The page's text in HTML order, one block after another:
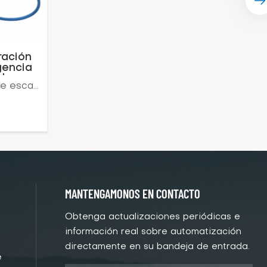
Dispositivo respiratorio de escape de emergencia (EEBD) es un dispositivo respiratorio de escape de emergencia de aire comprimido diseñado para ofrecer una fácil colocación, combinado con una protección respiratoria óptima. Está contenido en una bolsa de transporte que, cuando se abre, activa automáticamente el suministro de aire respirable desde el cilindro. • Muy sencillo de utilizar: se inicia automáticamente al abrir la bolsa • Fácil de recargar y reutilizar • Versiones de 15 minutos disponibles
MANTENGAMONOS EN CONTACTO
Obtenga actualizaciones periódicas e
información real sobre automatización
directamente en su bandeja de entrada.